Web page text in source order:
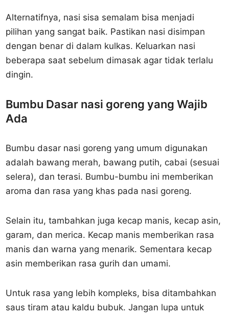
Alternatifnya, nasi sisa semalam bisa menjadi
pilihan yang sangat baik. Pastikan nasi disimpan
dengan benar di dalam kulkas. Keluarkan nasi
beberapa saat sebelum dimasak agar tidak terlalu
dingin.
Bumbu Dasar nasi goreng yang Wajib
Ada
Bumbu dasar nasi goreng yang umum digunakan
adalah bawang merah, bawang putih, cabai (sesuai
selera), dan terasi. Bumbu-bumbu ini memberikan
aroma dan rasa yang khas pada nasi goreng.
Selain itu, tambahkan juga kecap manis, kecap asin,
garam, dan merica. Kecap manis memberikan rasa
manis dan warna yang menarik. Sementara kecap
asin memberikan rasa gurih dan umami.
Untuk rasa yang lebih kompleks, bisa ditambahkan
saus tiram atau kaldu bubuk. Jangan lupa untuk